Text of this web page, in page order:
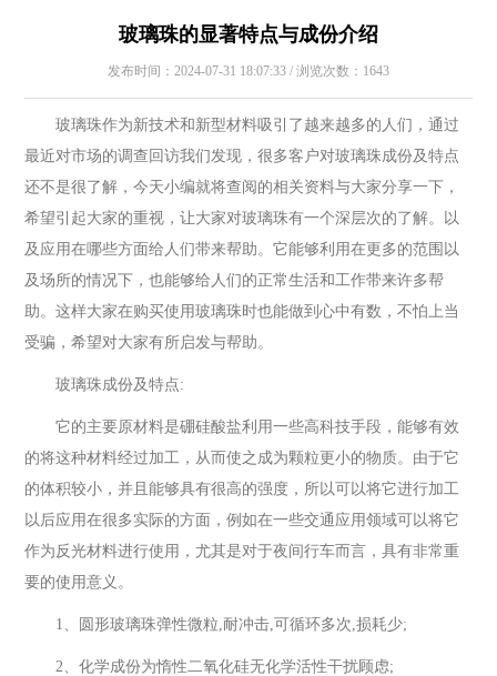
玻璃珠的显著特点与成份介绍
发布时间：2024-07-31 18:07:33 / 浏览次数：1643
玻璃珠作为新技术和新型材料吸引了越来越多的人们，通过
最近对市场的调查回访我们发现，很多客户对玻璃珠成份及特点
还不是很了解，今天小编就将查阅的相关资料与大家分享一下，
希望引起大家的重视，让大家对玻璃珠有一个深层次的了解。以
及应用在哪些方面给人们带来帮助。它能够利用在更多的范围以
及场所的情况下，也能够给人们的正常生活和工作带来许多帮
助。这样大家在购买使用玻璃珠时也能做到心中有数，不怕上当
受骗，希望对大家有所启发与帮助。
玻璃珠成份及特点:
它的主要原材料是硼硅酸盐利用一些高科技手段，能够有效
的将这种材料经过加工，从而使之成为颗粒更小的物质。由于它
的体积较小，并且能够具有很高的强度，所以可以将它进行加工
以后应用在很多实际的方面，例如在一些交通应用领域可以将它
作为反光材料进行使用，尤其是对于夜间行车而言，具有非常重
要的使用意义。
1、圆形玻璃珠弹性微粒,耐冲击,可循环多次,损耗少;
2、化学成份为惰性二氧化硅无化学活性干扰顾虑;